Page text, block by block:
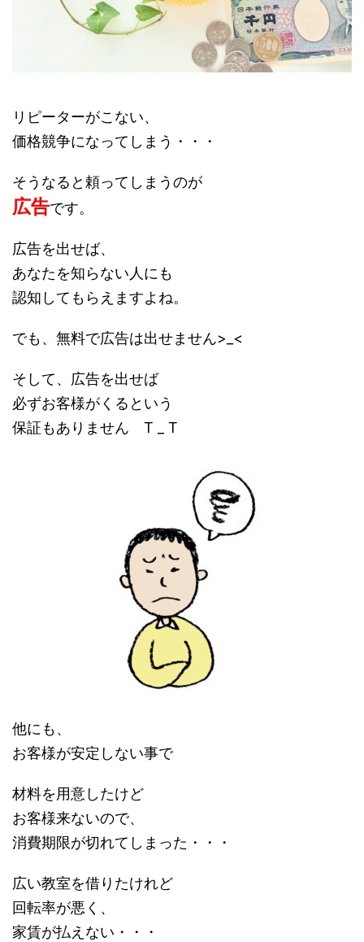
リピーターがこない、
価格競争になってしまう・・・
そうなると頼ってしまうのが
広告です。
広告を出せば、
あなたを知らない人にも
認知してもらえますよね。
でも、無料で広告は出せません>_<
そして、広告を出せば
必ずお客様がくるという
保証もありません T _ T
他にも、
お客様が安定しない事で
材料を用意したけど
お客様来ないので、
消費期限が切れてしまった・・・
広い教室を借りたけれど
回転率が悪く、
家賃が払えない・・・